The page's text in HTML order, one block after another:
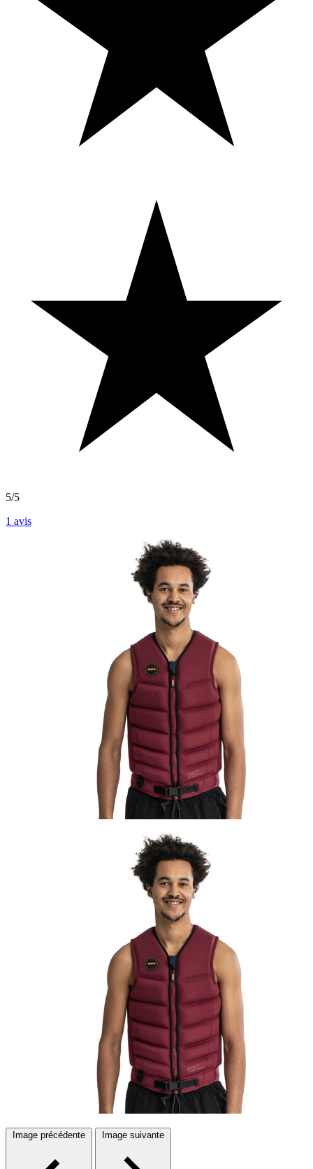
5/5
1 avis
Image précédente Image suivante